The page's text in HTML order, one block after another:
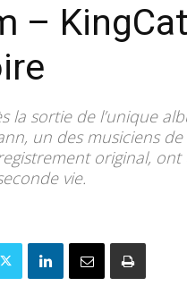
–
la sortie de l’unique
un des musiciens
original,
vie.